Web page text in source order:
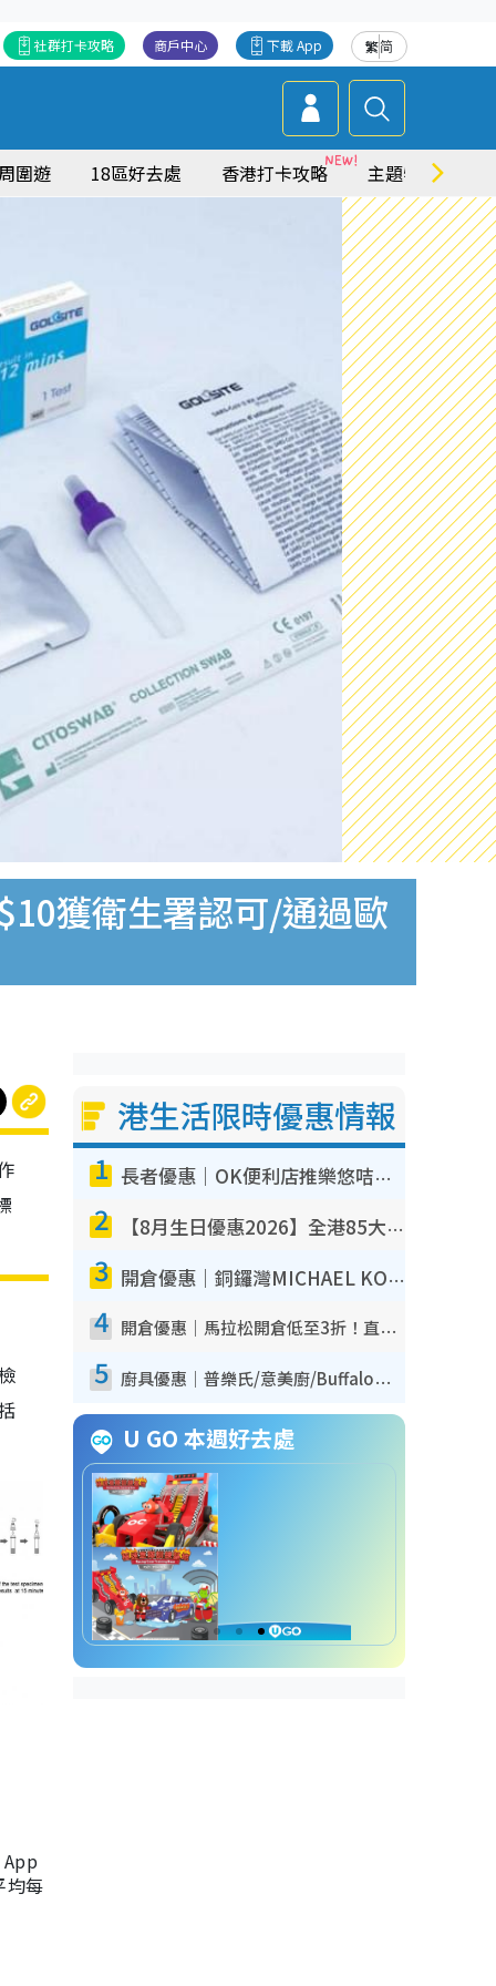
繁简
下載 App
商戶中心
社群打卡攻略
圍遊 18區好去處 香港打卡攻略 主題特集
獲衛生署認可/通過歐
均每
港生活限時優惠情報
1 長者優惠｜OK便利店推樂悠咭優惠！買麵包/牛奶/保健品拍卡即減
2 【8月生日優惠2026】全港85大食買玩著數攻略 自助餐/火鍋放題同行免費＋誠品/DONKI送現金券
3 開倉優惠｜銅鑼灣MICHAEL KORS開倉低至17折！直擊$500起買手袋/銀包/鞋款 必買經典Jet Set系列
4 開倉優惠｜馬拉松開倉低至3折！直擊$99起買adidas／New Balance／Puma鞋款 STANLEY保溫杯劈價至$119起
5 廚具優惠｜普樂氏/意美廚/Buffalo廚具低至3折！$89起買煎鍋／炒鑊／個人鍋 同場小家電激減至$99起
U GO 本週好去處